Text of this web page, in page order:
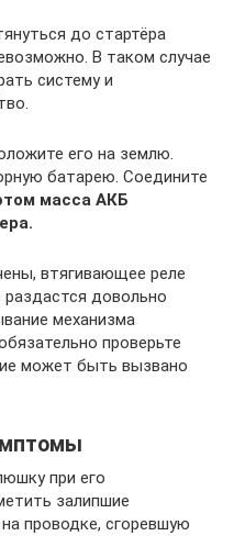
до стартёра
В таком случае
систему и
его на землю.
батарею. Соедините
масса АКБ
втягивающее реле
раздастся довольно
механизма
проверьте
может быть вызвано
при его
залипшие
проводке, сгоревшую